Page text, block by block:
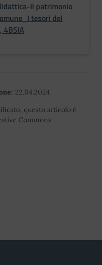
Il patrimonio
tesori del
4BSIA
22.04.2024
questo articolo è
Commons